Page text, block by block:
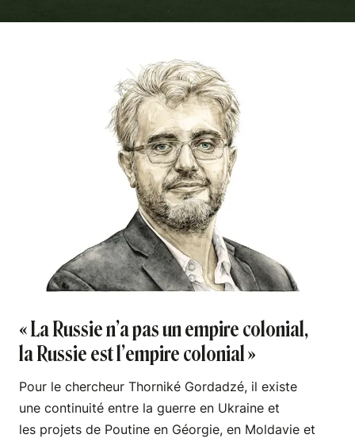
« La Russie n’a pas un empire colonial,
la Russie est l’empire colonial »
Pour le chercheur Thorniké Gordadzé, il existe
une continuité entre la guerre en Ukraine et
les projets de Poutine en Géorgie, en Moldavie et